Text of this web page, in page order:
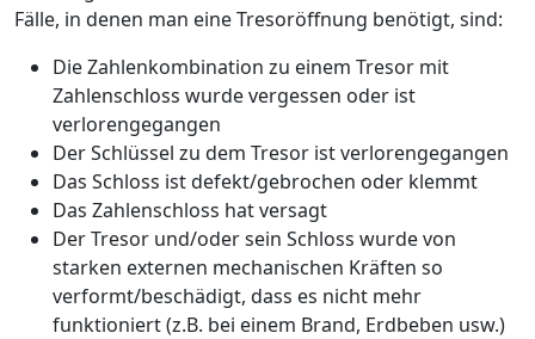
Fälle, in denen man eine Tresoröffnung benötigt, sind:
Die Zahlenkombination zu einem Tresor mit
Zahlenschloss wurde vergessen oder ist
verlorengegangen
Der Schlüssel zu dem Tresor ist verlorengegangen
Das Schloss ist defekt/gebrochen oder klemmt
Das Zahlenschloss hat versagt
Der Tresor und/oder sein Schloss wurde von
starken externen mechanischen Kräften so
verformt/beschädigt, dass es nicht mehr
funktioniert (z.B. bei einem Brand, Erdbeben usw.)